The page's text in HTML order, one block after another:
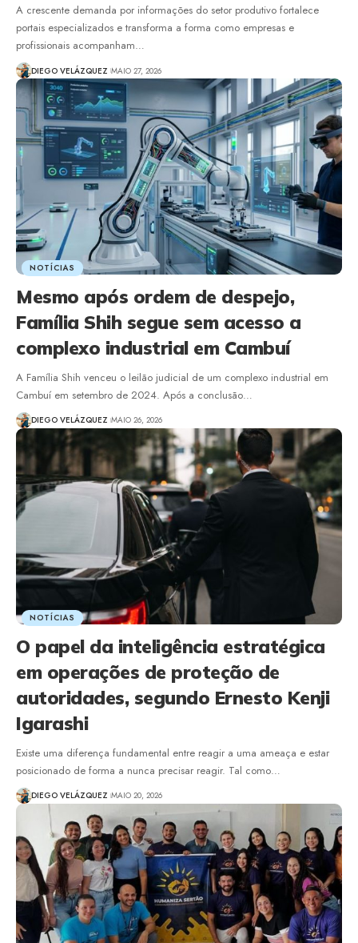
A crescente demanda por informações do setor produtivo fortalece
portais especializados e transforma a forma como empresas e
profissionais acompanham…
DIEGO VELÁZQUEZ MAIO 27, 2026
NOTÍCIAS
Mesmo após ordem de despejo,
Família Shih segue sem acesso a
complexo industrial em Cambuí
A Família Shih venceu o leilão judicial de um complexo industrial em
Cambuí em setembro de 2024. Após a conclusão…
DIEGO VELÁZQUEZ MAIO 26, 2026
NOTÍCIAS
O papel da inteligência estratégica
em operações de proteção de
autoridades, segundo Ernesto Kenji
Igarashi
Existe uma diferença fundamental entre reagir a uma ameaça e estar
posicionado de forma a nunca precisar reagir. Tal como…
DIEGO VELÁZQUEZ MAIO 20, 2026